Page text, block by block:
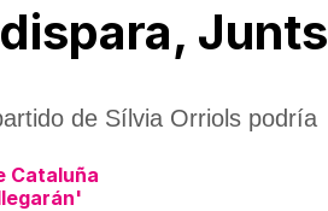
Junts
de Sílvia Orriols podría
Cataluña